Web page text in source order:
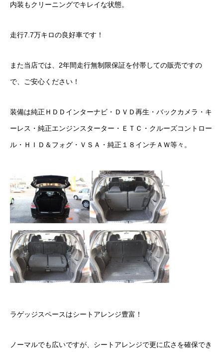
お問い合わせ プライバシーポリシー
内装もクリーニングでキレイな状態。
走行7.7万キロの良好車です！
また当店では、2年間走行無制限保証を付帯しての販売ですの
で、ご安心ください！
装備は純正ＨＤＤインターナビ・ＤＶＤ再生・バックカメラ・キ
ーレス・純正エンジンスターター・ＥＴＣ・クルーズコントロー
ル・ＨＩＤ＆フォグ・ＶＳＡ・純正１８インチＡＷ等々。
ラゲッジスペースはシートアレンジ豊富！
ノーマルでも広いですが、シートアレンジで更に広さを確保でき